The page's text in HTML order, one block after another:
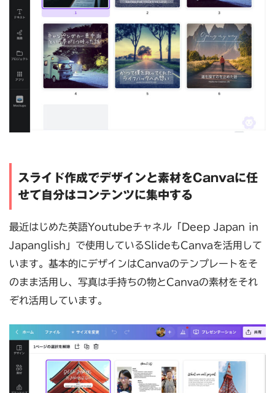
スライド作成でデザインと素材をCanvaに任
せて自分はコンテンツに集中する
最近はじめた英語Youtubeチャネル「Deep Japan in
Japanglish」で使用しているSlideもCanvaを活用して
います。基本的にデザインはCanvaのテンプレートをそ
のまま活用し、写真は手持ちの物とCanvaの素材をそれ
ぞれ活用しています。